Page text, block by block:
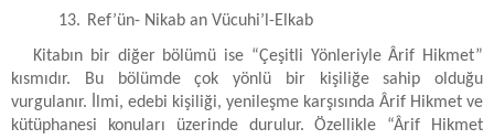
13. Ref’ün- Nikab an Vücuhi’l-Elkab
Kitabın bir diğer bölümü ise “Çeşitli Yönleriyle Ârif Hikmet”
kısmıdır. Bu bölümde çok yönlü bir kişiliğe sahip olduğu
vurgulanır. İlmi, edebi kişiliği, yenileşme karşısında Ârif Hikmet ve
kütüphanesi konuları üzerinde durulur. Özellikle “Ârif Hikmet